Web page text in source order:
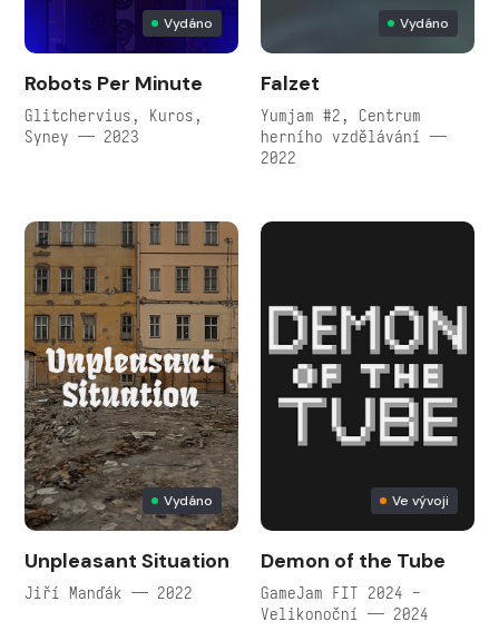
Vydáno
Robots Per Minute
Glitchervius, Kuros,
Syney — 2023
Vydáno
Falzet
Yumjam #2, Centrum
herního vzdělávání —
2022
Vydáno
Unpleasant Situation
Jiří Manďák — 2022
Ve vývoji
Demon of the Tube
GameJam FIT 2024 -
Velikonoční — 2024